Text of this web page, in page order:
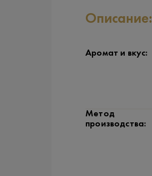
Описание:
Аромат и вкус:
Метод
производства: